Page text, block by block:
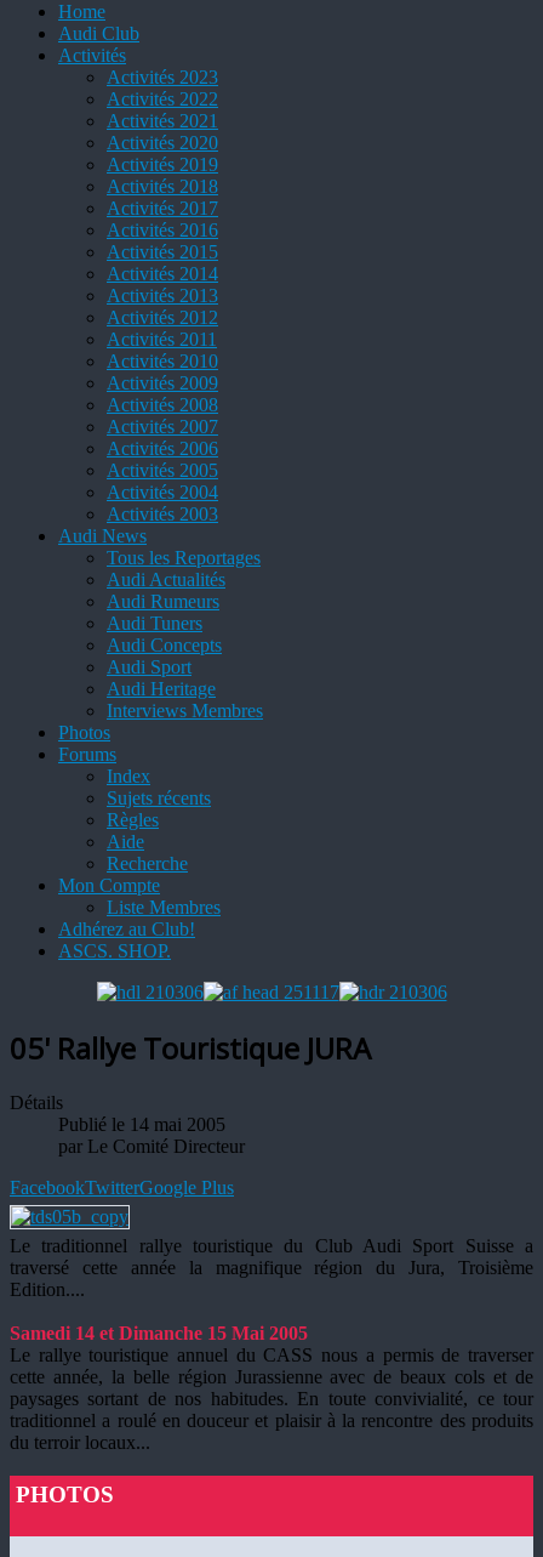
Home
Audi Club
Activités
Activités 2023
Activités 2022
Activités 2021
Activités 2020
Activités 2019
Activités 2018
Activités 2017
Activités 2016
Activités 2015
Activités 2014
Activités 2013
Activités 2012
Activités 2011
Activités 2010
Activités 2009
Activités 2008
Activités 2007
Activités 2006
Activités 2005
Activités 2004
Activités 2003
Audi News
Tous les Reportages
Audi Actualités
Audi Rumeurs
Audi Tuners
Audi Concepts
Audi Sport
Audi Heritage
Interviews Membres
Photos
Forums
Index
Sujets récents
Règles
Aide
Recherche
Mon Compte
Liste Membres
Adhérez au Club!
ASCS. SHOP.
05' Rallye Touristique JURA
Détails
Publié le 14 mai 2005
par Le Comité Directeur
FacebookTwitterGoogle Plus
Le traditionnel rallye touristique du Club Audi Sport Suisse a
traversé cette année la magnifique région du Jura, Troisième
Edition....
Samedi 14 et Dimanche 15 Mai 2005
Le rallye touristique annuel du CASS nous a permis de traverser
cette année, la belle région Jurassienne avec de beaux cols et de
paysages sortant de nos habitudes. En toute convivialité, ce tour
traditionnel a roulé en douceur et plaisir à la rencontre des produits
du terroir locaux...
PHOTOS